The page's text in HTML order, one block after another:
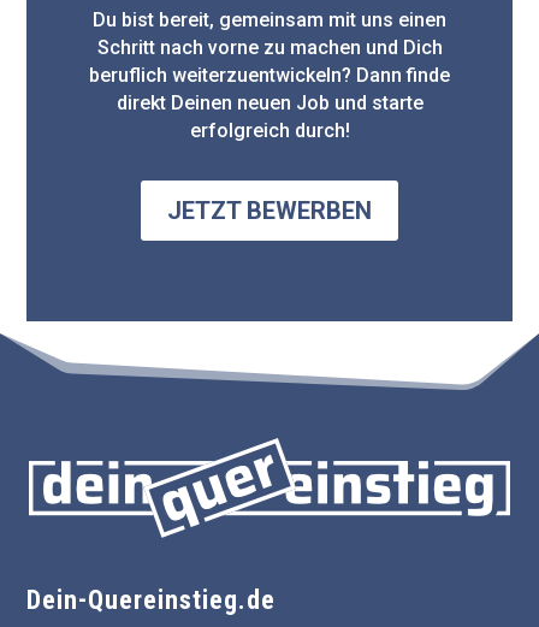
Du bist bereit, gemeinsam mit uns einen
Schritt nach vorne zu machen und Dich
beruflich weiterzuentwickeln? Dann finde
direkt Deinen neuen Job und starte
erfolgreich durch!
JETZT BEWERBEN
Dein-Quereinstieg.de